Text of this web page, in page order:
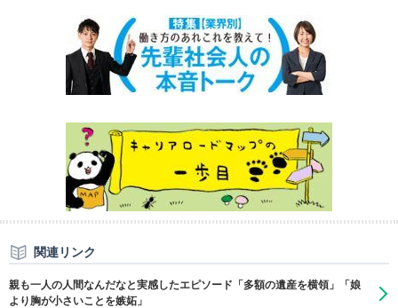
関連リンク
親も一人の人間なんだなと実感したエピソード「多額の遺産を横領」「娘
より胸が小さいことを嫉妬」